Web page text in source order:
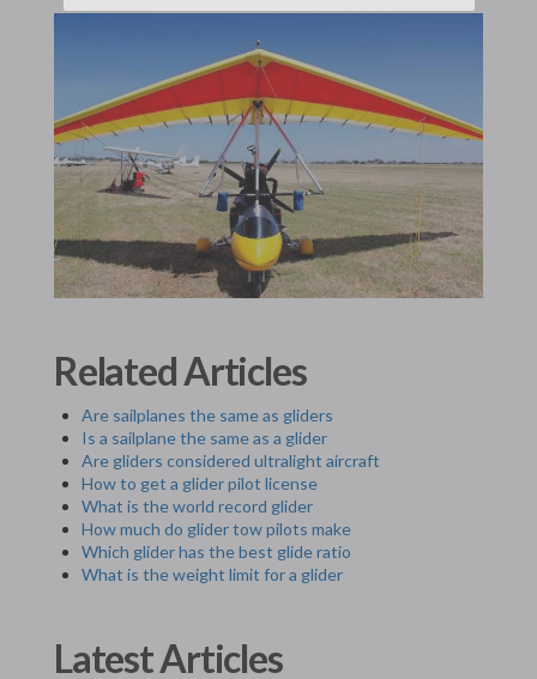
Related Articles
Are sailplanes the same as gliders
Is a sailplane the same as a glider
Are gliders considered ultralight aircraft
How to get a glider pilot license
What is the world record glider
How much do glider tow pilots make
Which glider has the best glide ratio
What is the weight limit for a glider
Latest Articles